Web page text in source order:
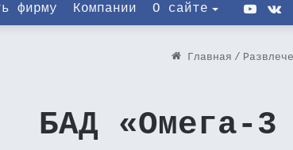
фирму Компании О сайте
Главная /
БАД «Омега-3